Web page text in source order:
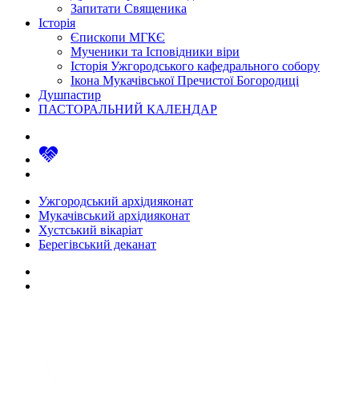
Запитати Священика
Історія
Єпископи МГКЄ
Мученики та Ісповідники віри
Історія Ужгородського кафедрального собору
Ікона Мукачівської Пречистої Богородиці
Душпастир
ПАСТОРАЛЬНИЙ КАЛЕНДАР
Ужгородський архідияконат
Мукачівський архідияконат
Хустський вікаріат
Берегівський деканат